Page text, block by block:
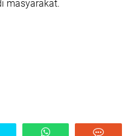
masyarakat.